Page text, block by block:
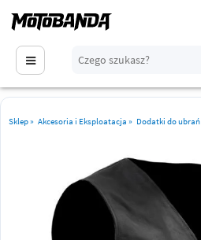
Sklep» Akcesoria i Eksploatacja » Dodatki do ubrań